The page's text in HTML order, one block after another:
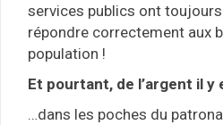
services publics ont
répondre correctement aux
population !
Et pourtant, de l’argent il y
…dans les poches du